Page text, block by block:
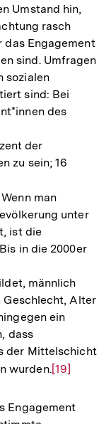
Umstand hin,
rasch
das Engagement
sind. Umfragen
sozialen
sind: Bei
des
der
zu sein; 16
Wenn man
unter
ist die
in die 2000er
männlich
Geschlecht, Alter
ein
dass
der Mittelschicht
wurden.Zur
der
[19]
Engagement